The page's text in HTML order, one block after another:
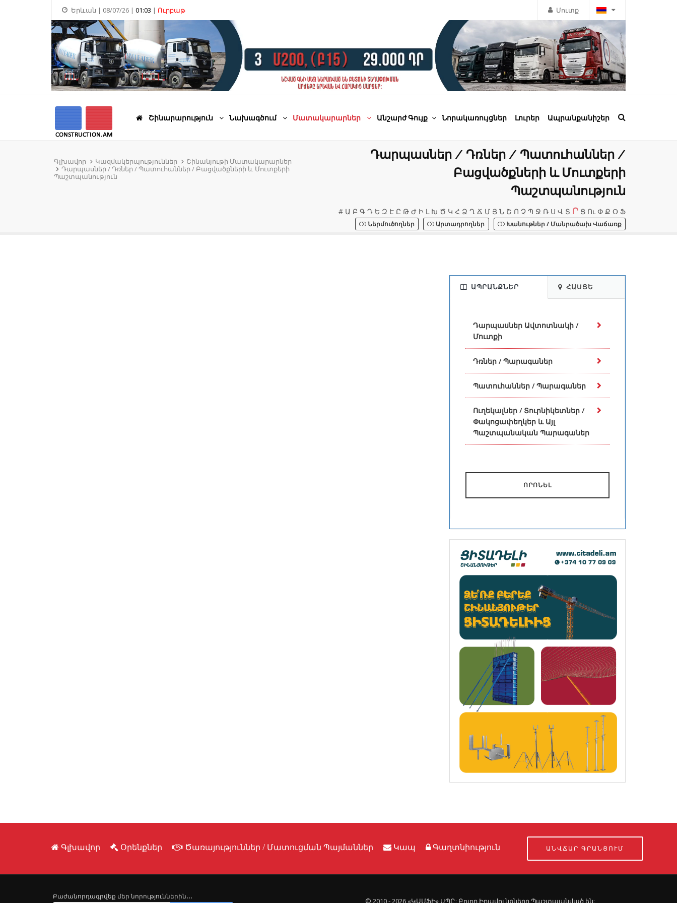
Մուտք
Երևան | 08/07/26 | 01:03 | Ուրբաթ
Շինարարություն Նախագծում Մատակարարներ Անշարժ Գույք Նորակառույցներ Լուրեր Ապրանքանիշեր
Գլխավոր Կազմակերպություններ
Շինանյութի Մատակարարներ
Դարպասներ / Դռներ / Պատուհաններ / Բացվածքների և Մուտքերի
Պաշտպանություն
Դարպասներ / Դռներ / Պատուհաններ /
Բացվածքների և Մուտքերի
Պաշտպանություն
# Ա Բ Գ Դ Ե Զ Է Ը Թ Ժ Ի Լ Խ Ծ Կ Հ Ձ Ղ Ճ Մ Յ Ն Շ Ո Չ Պ Ջ Ռ Ս Վ Տ Ր Ց Ու Փ Ք Օ Ֆ
Ներմուծողներ Արտադրողներ Խանութներ / Մանրածախ Վաճառք
ԱՊՐԱՆՔՆԵՐ ՀԱՍՑԵ
Դարպասներ Ավտոտնակի /
Մուտքի
Դռներ / Պարագաներ
Պատուհաններ / Պարագաներ
Ուղեկալներ / Տուրնիկետներ /
Փակոցափեղկեր և Այլ
Պաշտպանական Պարագաներ
ՈՐՈՆԵԼ
Գլխավոր Օրենքներ Ծառայություններ / Մատուցման Պայմաններ Կապ Գաղտնիություն ԱՆՎՃԱՐ ԳՐԱՆՑՈՒՄ
Բաժանորդագրվեք մեր նորություններին․․․
© 2010 - 2026 «ԿԱՄՖԻ» ՍՊԸ: Բոլոր Իրավունքները Պաշտպանված են: